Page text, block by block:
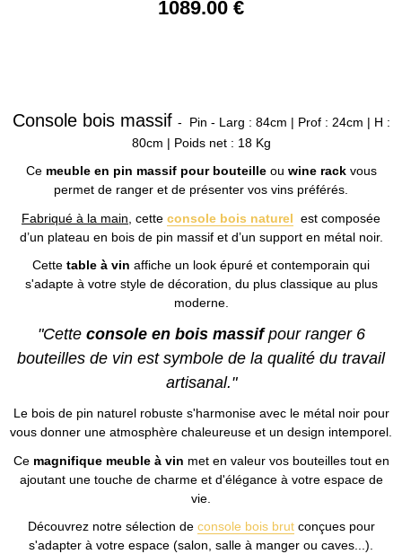
1089.00 €
Console bois massif - Pin - Larg : 84cm | Prof : 24cm | H :
80cm | Poids net : 18 Kg
Cemeuble en pin massif pour bouteille ou wine rackvous
permet de ranger et de présenter vos vins préférés.
Fabriqué à la main , cette console bois naturel est composée
d’un plateau en bois de pin massif et d’un support en métal noir.
Cette table à vin affiche un look épuré et contemporain qui
s'adapte à votre style de décoration, du plus classique au plus
moderne.
"Cette console en bois massifpour ranger 6
bouteilles de vin est symbole de la qualité du travail
artisanal."
Le bois de pin naturel robuste s'harmonise avec le métal noir pour
vous donner une atmosphère chaleureuse et un design intemporel.
Ce magnifique meuble à vin met en valeur vos bouteilles tout en
ajoutant une touche de charme et d'élégance à votre espace de
vie.
Découvrez notre sélection de console bois brutconçues pour
s'adapter à votre espace (salon, salle à manger ou caves...).